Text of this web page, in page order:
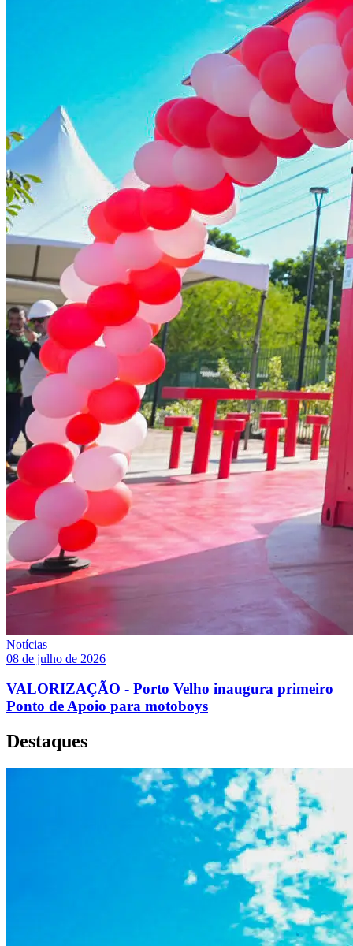
Notícias
08 de julho de 2026
VALORIZAÇÃO - Porto Velho inaugura primeiro
Ponto de Apoio para motoboys
Destaques